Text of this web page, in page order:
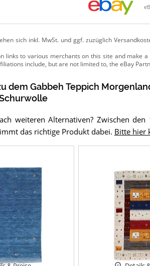
sich inkl. MwSt. und ggf. zuzüglich
dem Gabbeh Teppich
weiteren Alternativen? Zwischen
das richtige Produkt dabei. Bitte hier